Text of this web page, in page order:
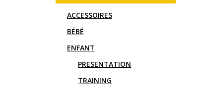
ACCESSOIRES
BÉBÉ
ENFANT
PRESENTATION
TRAINING